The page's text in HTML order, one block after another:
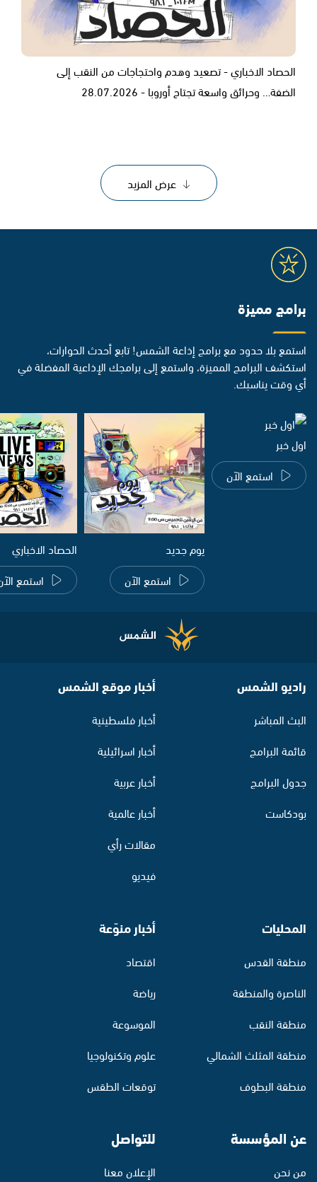
الحصاد الاخباري - تصعيد وهدم واحتجاجات من النقب إلى
الضفة… وحرائق واسعة تجتاح أوروبا - 28.07.2026
عرض المزيد
برامج مميزة
استمع بلا حدود مع برامج إذاعة الشمس! تابع أحدث الحوارات،
استكشف البرامج المميزة، واستمع إلى برامجك الإذاعية المفضلة في
أي وقت يناسبك.
اول خبر
استمع الآن
يوم جديد
استمع الآن
الحصاد الاخباري
استمع
راديو الشمس
البث المباشر
قائمة البرامج
جدول البرامج
بودكاست
أخبار موقع الشمس
أخبار فلسطينية
أخبار اسرائيلية
أخبار عربية
أخبار عالمية
مقالات رأي
فيديو
المحليات
منطقة القدس
الناصرة والمنطقة
منطقة النقب
منطقة المثلث الشمالي
منطقة البطوف
أخبار منوّعة
اقتصاد
رياضة
الموسوعة
علوم وتكنولوجيا
توقعات الطقس
عن المؤسسة
من نحن
للتواصل
الإعلان معنا